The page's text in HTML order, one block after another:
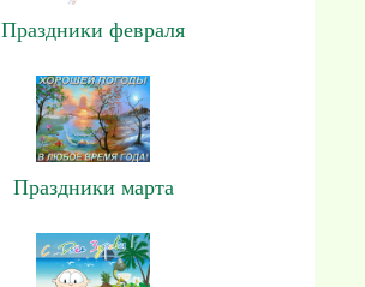
Праздники февраля
Праздники марта